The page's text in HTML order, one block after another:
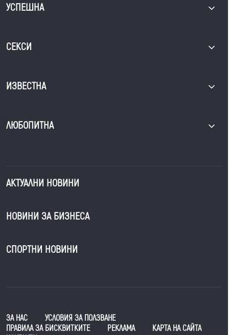
УСПЕШНА
СЕКСИ
ИЗВЕСТНА
ЛЮБОПИТНА
АКТУАЛНИ НОВИНИ
НОВИНИ ЗА БИЗНЕСА
СПОРТНИ НОВИНИ
ЗА НАС
УСЛОВИЯ ЗА ПОЛЗВАНЕ
ПРАВИЛА ЗА БИСКВИТКИТЕ
РЕКЛАМА
КАРТА НА САЙТА